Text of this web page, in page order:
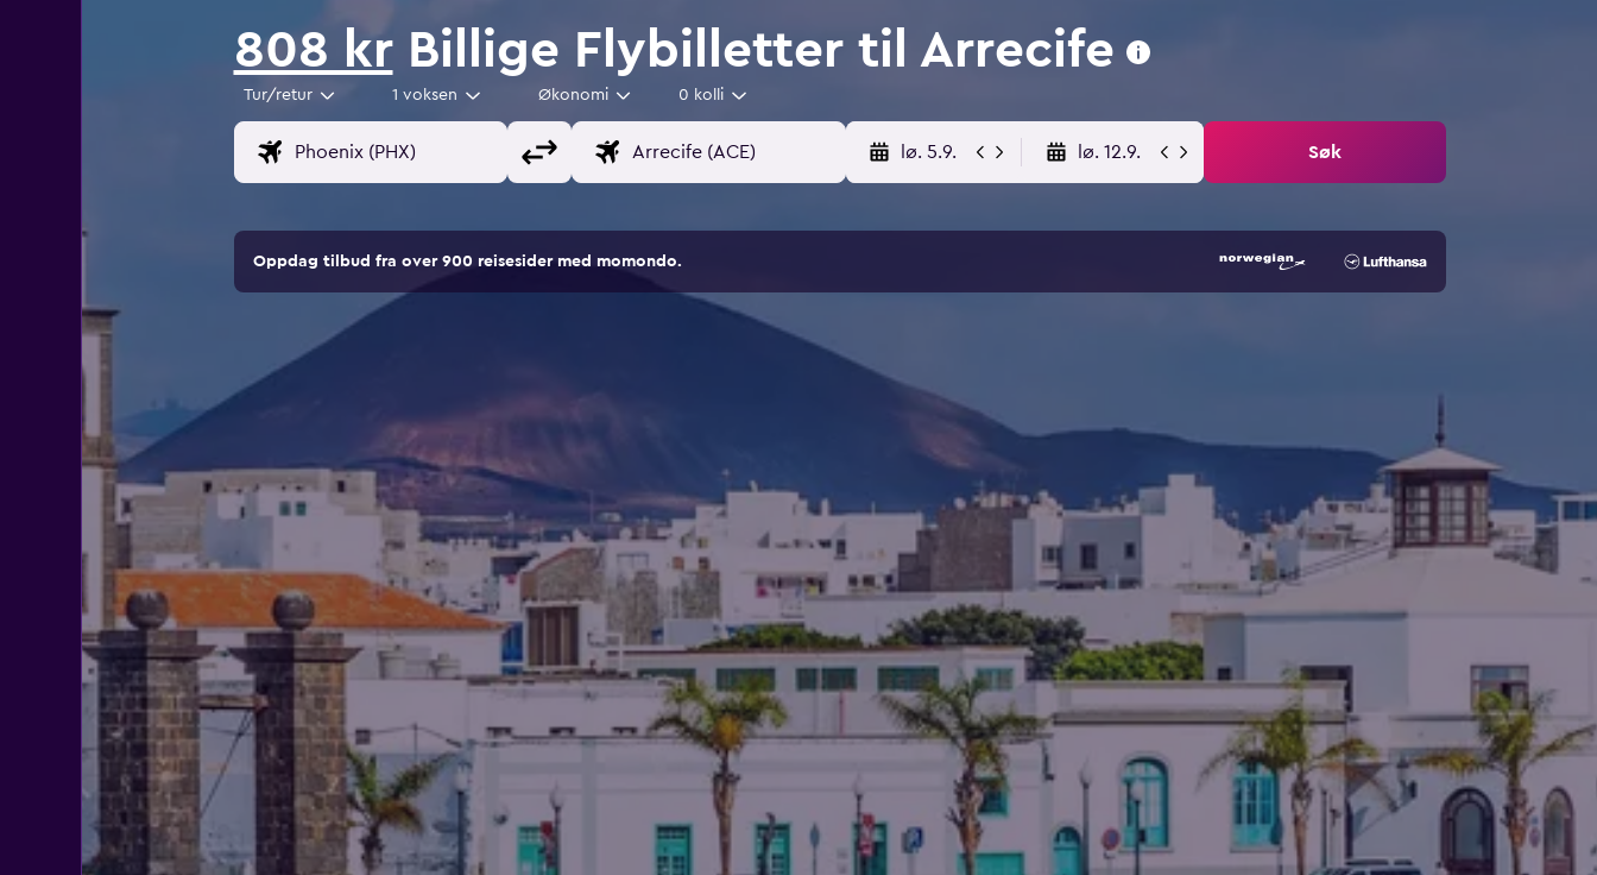
808 krBillige Flybilletter til Arrecife
Tur/retur 1 voksen Økonomi 0 kolli
lø. 5.9. lø. 12.9. Søk
Oppdag tilbud fra over 900 reisesider med momondo.